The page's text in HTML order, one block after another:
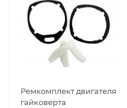
Ремкомплект двигателя
гайковерта